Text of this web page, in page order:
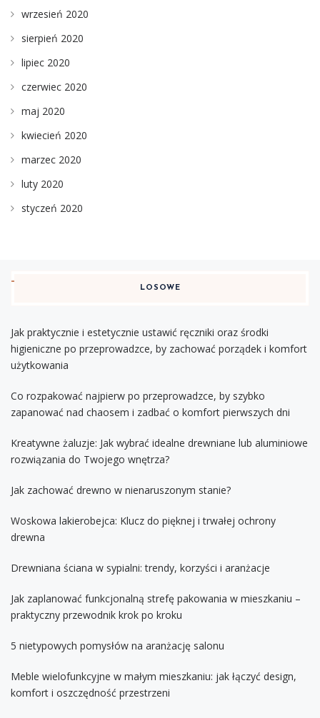
wrzesień 2020
sierpień 2020
lipiec 2020
czerwiec 2020
maj 2020
kwiecień 2020
marzec 2020
luty 2020
styczeń 2020
LOSOWE
Jak praktycznie i estetycznie ustawić ręczniki oraz środki
higieniczne po przeprowadzce, by zachować porządek i komfort
użytkowania
Co rozpakować najpierw po przeprowadzce, by szybko
zapanować nad chaosem i zadbać o komfort pierwszych dni
Kreatywne żaluzje: Jak wybrać idealne drewniane lub aluminiowe
rozwiązania do Twojego wnętrza?
Jak zachować drewno w nienaruszonym stanie?
Woskowa lakierobejca: Klucz do pięknej i trwałej ochrony
drewna
Drewniana ściana w sypialni: trendy, korzyści i aranżacje
Jak zaplanować funkcjonalną strefę pakowania w mieszkaniu –
praktyczny przewodnik krok po kroku
5 nietypowych pomysłów na aranżację salonu
Meble wielofunkcyjne w małym mieszkaniu: jak łączyć design,
komfort i oszczędność przestrzeni